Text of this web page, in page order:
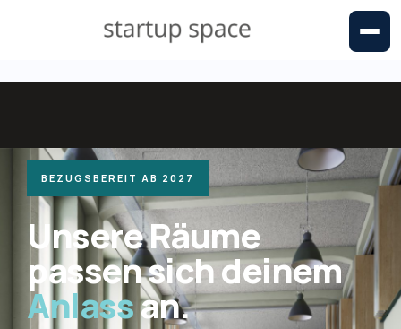
BEZUGSBEREIT AB 2027
Unsere Räume
passen sich deinem
Anlassan.